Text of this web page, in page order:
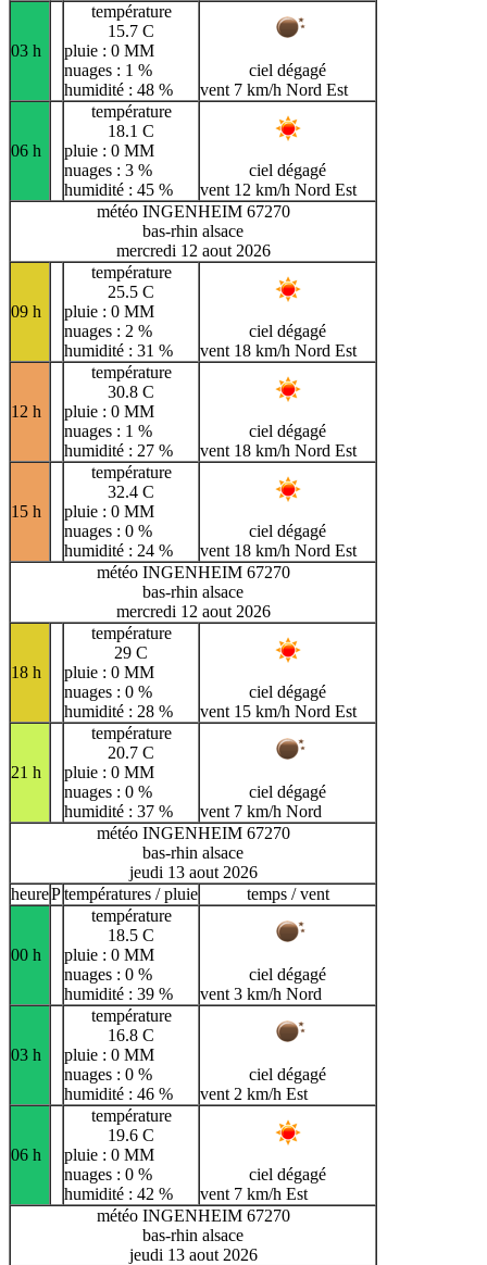
03 h
température
15.7 C
pluie : 0 MM
nuages : 1 %
humidité : 48 %
ciel dégagé
vent 7 km/h Nord Est
06 h
température
18.1 C
pluie : 0 MM
nuages : 3 %
humidité : 45 %
ciel dégagé
vent 12 km/h Nord Est
météo INGENHEIM 67270
bas-rhin alsace
mercredi 12 aout 2026
09 h
température
25.5 C
pluie : 0 MM
nuages : 2 %
humidité : 31 %
ciel dégagé
vent 18 km/h Nord Est
12 h
température
30.8 C
pluie : 0 MM
nuages : 1 %
humidité : 27 %
ciel dégagé
vent 18 km/h Nord Est
15 h
température
32.4 C
pluie : 0 MM
nuages : 0 %
humidité : 24 %
ciel dégagé
vent 18 km/h Nord Est
météo INGENHEIM 67270
bas-rhin alsace
mercredi 12 aout 2026
18 h
température
29 C
pluie : 0 MM
nuages : 0 %
humidité : 28 %
ciel dégagé
vent 15 km/h Nord Est
21 h
température
20.7 C
pluie : 0 MM
nuages : 0 %
humidité : 37 %
ciel dégagé
vent 7 km/h Nord
météo INGENHEIM 67270
bas-rhin alsace
jeudi 13 aout 2026
heurePtempératures / pluie temps / vent
00 h
température
18.5 C
pluie : 0 MM
nuages : 0 %
humidité : 39 %
ciel dégagé
vent 3 km/h Nord
03 h
température
16.8 C
pluie : 0 MM
nuages : 0 %
humidité : 46 %
ciel dégagé
vent 2 km/h Est
06 h
température
19.6 C
pluie : 0 MM
nuages : 0 %
humidité : 42 %
ciel dégagé
vent 7 km/h Est
météo INGENHEIM 67270
bas-rhin alsace
jeudi 13 aout 2026